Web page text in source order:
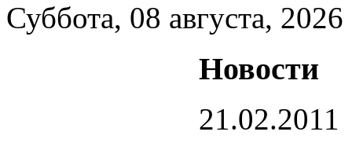
Суббота, 08 августа, 2026
Новости
21.02.2011